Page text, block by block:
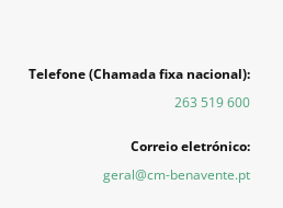
Telefone (Chamada fixa nacional):
263 519 600
Correio eletrónico:
geral@cm-benavente.pt